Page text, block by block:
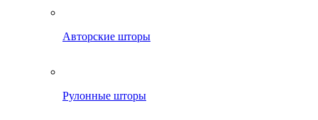
Авторские шторы
Рулонные шторы